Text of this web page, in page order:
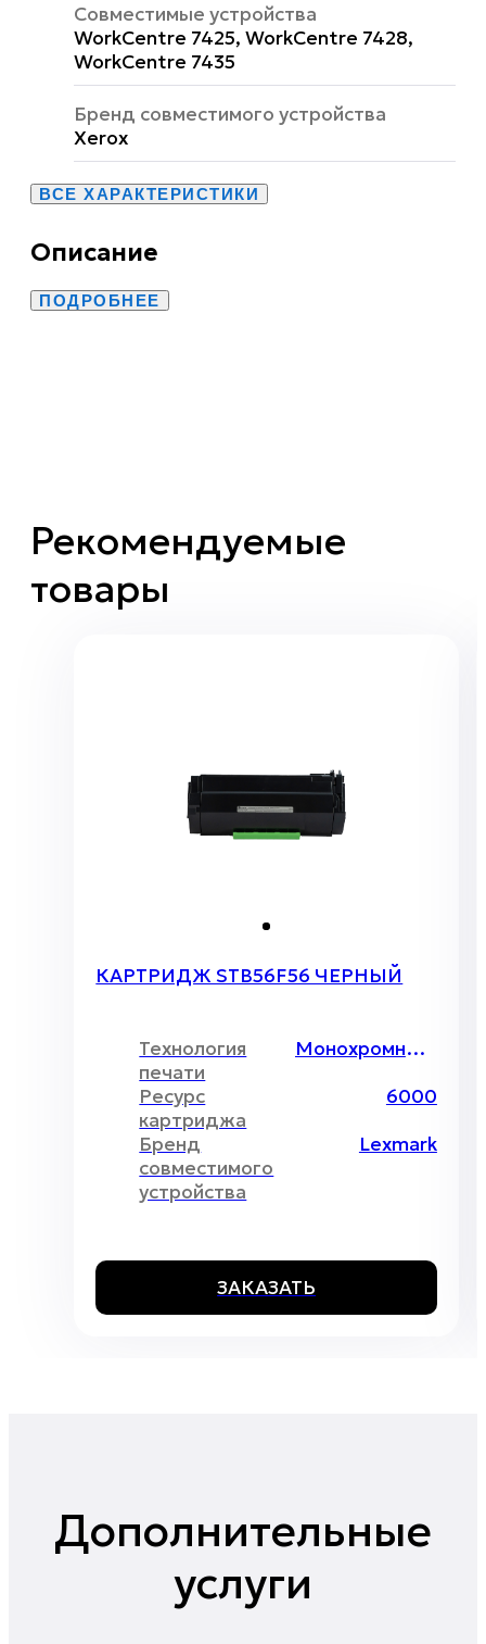
Совместимые устройства
WorkCentre 7425, WorkCentre 7428,
WorkCentre 7435
Бренд совместимого устройства
Xerox
ВСЕ ХАРАКТЕРИСТИКИ
Описание
ПОДРОБНЕЕ
Рекомендуемые
товары
КАРТРИДЖ STB56F56 ЧЕРНЫЙ
Технология
печати
Монохромный лазер
Ресурс
картриджа
6000
Бренд
совместимого
устройства
Lexmark
ЗАКАЗАТЬ
Дополнительные
услуги